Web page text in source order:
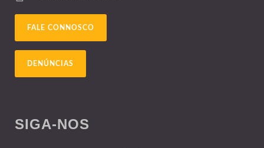
FALE CONNOSCO
DENÚNCIAS
SIGA-NOS